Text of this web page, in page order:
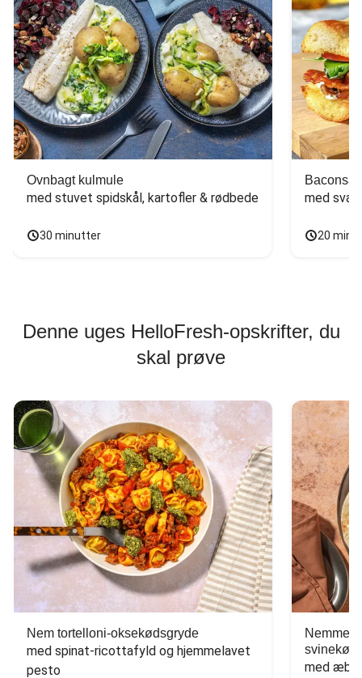
Ovnbagt kulmule
med stuvet spidskål, kartofler & rødbede
30 minutter
med
20
Denne uges HelloFresh-opskrifter, du
skal prøve
Nem tortelloni-oksekødsgryde
med spinat-ricottafyld og hjemmelavet
pesto
Nemme
svinekød
med